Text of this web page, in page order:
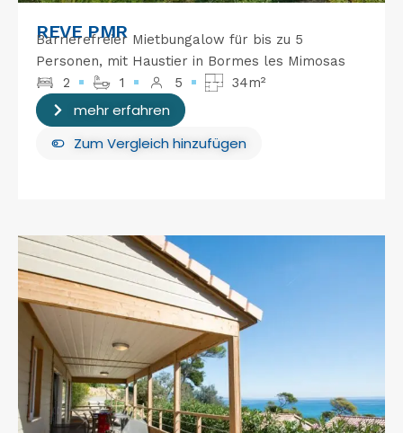
REVE PMR
Barrierefreier Mietbungalow für bis zu 5
Personen, mit Haustier in Bormes les Mimosas
2
1 5 34m²
mehr erfahren
Zum Vergleich hinzufügen